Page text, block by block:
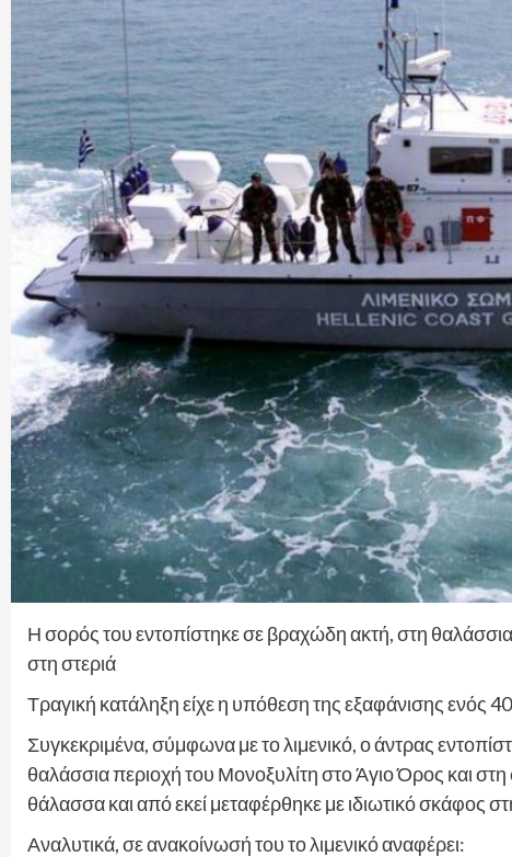
Η σορός του εντοπίστηκε σε βραχώδη ακτή, στη
στη στεριά
Τραγική κατάληξη είχε η υπόθεση της εξαφάνισης
Συγκεκριμένα, σύμφωνα με το λιμενικό, ο άντρας
θαλάσσια περιοχή του Μονοξυλίτη στο Άγιο Όρος και
θάλασσα και από εκεί μεταφέρθηκε με ιδιωτικό σκάφος
Αναλυτικά, σε ανακοίνωσή του το λιμενικό αναφέρει: